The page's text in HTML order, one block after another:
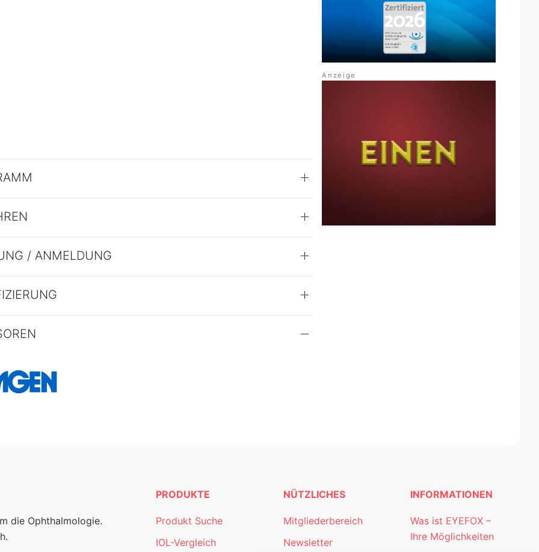
/ ANMELDUNG
die Ophthalmologie.
PRODUKTE
Produkt Suche
IOL-Vergleich
NÜTZLICHES
Mitgliederbereich
Newsletter
INFORMATIONEN
Was ist EYEFOX –
Ihre Möglichkeiten